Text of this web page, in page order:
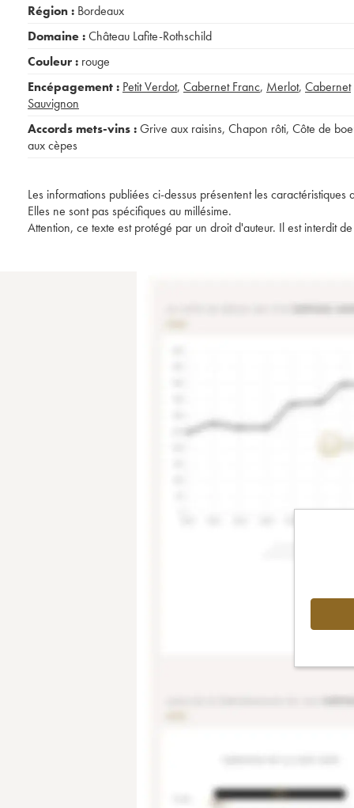
Région : Bordeaux
Domaine :Château Lafite-Rothschild
Couleur : rouge
Encépagement : Petit Verdot, Cabernet Franc, Merlot, Cabernet
Sauvignon
Accords mets-vins :Grive aux raisins, Chapon rôti, Côte de
aux cèpes
Les informations publiées ci-dessus présentent les caractéristiques
Elles ne sont pas spécifiques au millésime.
Attention, ce texte est protégé par un droit d'auteur. Il est interdit